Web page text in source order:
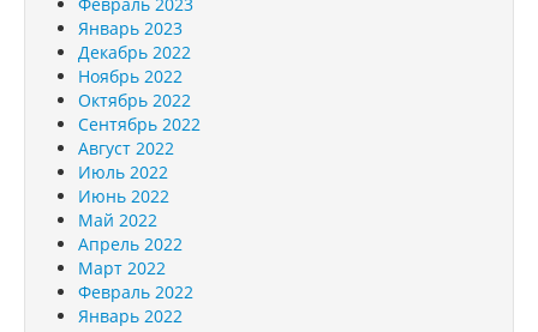
Январь 2023
Декабрь 2022
Ноябрь 2022
Октябрь 2022
Сентябрь 2022
Август 2022
Июль 2022
Июнь 2022
Май 2022
Апрель 2022
Март 2022
Февраль 2022
Январь 2022